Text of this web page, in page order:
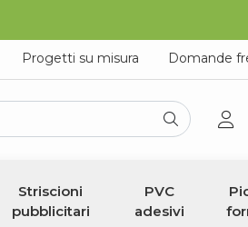
Progetti su misura Domande
Striscioni
pubblicitari
PVC
adesivi